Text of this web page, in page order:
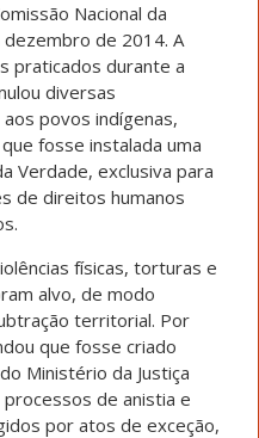
Nacional da
dezembro de 2014. A
praticados durante a
diversas
povos indígenas,
fosse instalada uma
Verdade, exclusiva para
de direitos humanos
físicas, torturas e
alvo, de modo
territorial. Por
que fosse criado
Ministério da Justiça
de anistia e
por atos de exceção,